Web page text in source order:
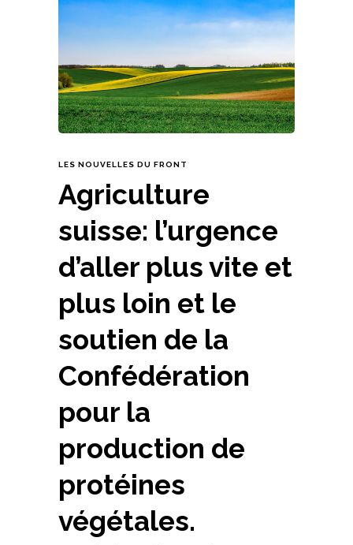
LES NOUVELLES DU FRONT
Agriculture
suisse: l’urgence
d’aller plus vite et
plus loin et le
soutien de la
Confédération
pour la
production de
protéines
végétales.